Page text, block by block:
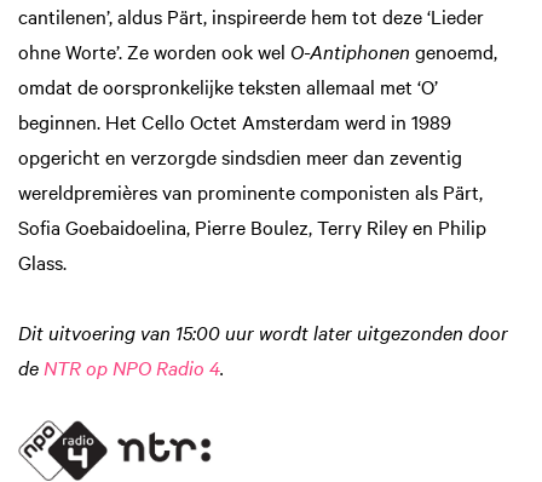
cantilenen’, aldus Pärt, inspireerde hem tot deze ‘Lieder
ohne Worte’. Ze worden ook wel O-Antiphonen genoemd,
omdat de oorspronkelijke teksten allemaal met ‘O’
beginnen. Het Cello Octet Amsterdam werd in 1989
opgericht en verzorgde sindsdien meer dan zeventig
wereldpremières van prominente componisten als Pärt,
Sofia Goebaidoelina, Pierre Boulez, Terry Riley en Philip
Glass.
Dit uitvoering van 15:00 uur wordt later uitgezonden door
de NTR op NPO Radio 4.